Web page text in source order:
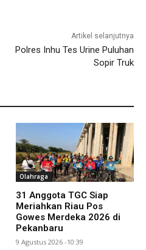
Artikel selanjutnya
Polres Inhu Tes Urine Puluhan
Sopir Truk
Olahraga
31 Anggota TGC Siap
Meriahkan Riau Pos
Gowes Merdeka 2026 di
Pekanbaru
9 Agustus 2026 -10:39